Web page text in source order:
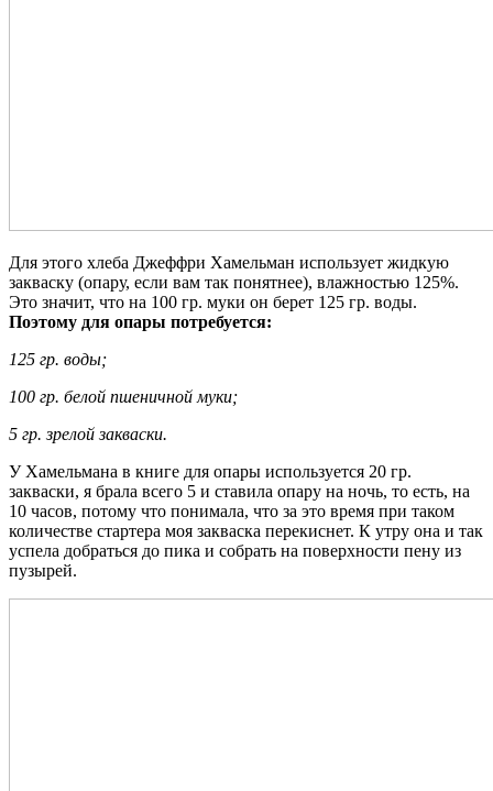
Для этого хлеба Джеффри Хамельман использует жидкую
закваску (опару, если вам так понятнее), влажностью 125%.
Это значит, что на 100 гр. муки он берет 125 гр. воды.
Поэтому для опары потребуется:
125 гр. воды;
100 гр. белой пшеничной муки;
5 гр. зрелой закваски.
У Хамельмана в книге для опары используется 20 гр.
закваски, я брала всего 5 и ставила опару на ночь, то есть, на
10 часов, потому что понимала, что за это время при таком
количестве стартера моя закваска перекиснет. К утру она и так
успела добраться до пика и собрать на поверхности пену из
пузырей.